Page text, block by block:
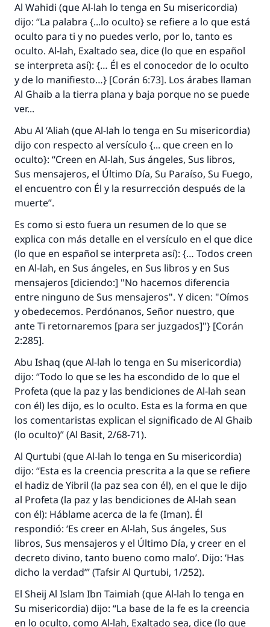
Al Wahidi (que Al-lah lo tenga en Su misericordia)
dijo: “La palabra {...lo oculto} se refiere a lo que está
oculto para ti y no puedes verlo, por lo, tanto es
oculto. Al-lah, Exaltado sea, dice (lo que en español
se interpreta así): {… Él es el conocedor de lo oculto
y de lo manifiesto…} [Corán 6:73]. Los árabes llaman
Al Ghaib a la tierra plana y baja porque no se puede
ver...
Abu Al ‘Aliah (que Al-lah lo tenga en Su misericordia)
dijo con respecto al versículo {... que creen en lo
oculto}: “Creen en Al-lah, Sus ángeles, Sus libros,
Sus mensajeros, el Último Día, Su Paraíso, Su Fuego,
el encuentro con Él y la resurrección después de la
muerte”.
Es como si esto fuera un resumen de lo que se
explica con más detalle en el versículo en el que dice
(lo que en español se interpreta así): {… Todos creen
en Al-lah, en Sus ángeles, en Sus libros y en Sus
mensajeros [diciendo:] "No hacemos diferencia
entre ninguno de Sus mensajeros". Y dicen: "Oímos
y obedecemos. Perdónanos, Señor nuestro, que
ante Ti retornaremos [para ser juzgados]"} [Corán
2:285].
Abu Ishaq (que Al-lah lo tenga en Su misericordia)
dijo: “Todo lo que se les ha escondido de lo que el
Profeta (que la paz y las bendiciones de Al-lah sean
con él) les dijo, es lo oculto. Esta es la forma en que
los comentaristas explican el significado deAl Ghaib
(lo oculto)” (Al Basit, 2/68-71).
Al Qurtubi (que Al-lah lo tenga en Su misericordia)
dijo: “Esta es la creencia prescrita a la que se refiere
el hadiz de Yibril (la paz sea con él), en el que le dijo
al Profeta (la paz y las bendiciones de Al-lah sean
con él): Háblame acerca de la fe (Iman). Él
respondió: ‘Es creer en Al-lah, Sus ángeles, Sus
libros, Sus mensajeros y el Último Día, y creer en el
decreto divino, tanto bueno como malo’. Dijo: ‘Has
dicho la verdad’” (Tafsir Al Qurtubi, 1/252).
El Sheij Al Islam Ibn Taimiah (que Al-lah lo tenga en
Su misericordia) dijo: “La base de la fe es la creencia
en lo oculto, como Al-lah, Exaltado sea, dice (lo que